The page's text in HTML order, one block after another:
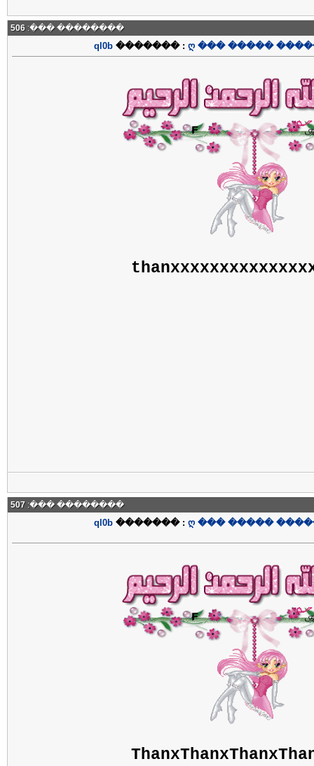
�������� ���:
506
ql0b ������� : ღ ��� �����
�������� ���:
507
ql0b ������� : ღ ��� �����